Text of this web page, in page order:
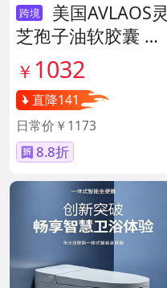
跨境
美国AVLAOS灵
芝孢子油软胶囊 货
号139605
￥ 1032
直降141
日常价￥1173
8.8折